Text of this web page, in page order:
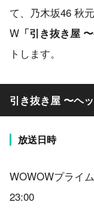
て、乃木坂46 秋
W 「引き抜き屋
トします。
引き抜き屋 〜ヘ
放送日時
WOWOWプライ
23:00